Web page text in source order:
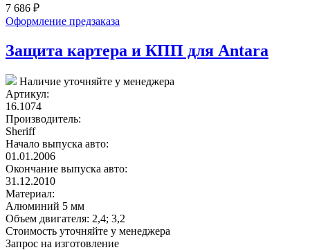
7 686 ₽
Оформление предзаказа
Защита картера и КПП для Antara
Наличие уточняйте у менеджера
Артикул:
16.1074
Производитель:
Sheriff
Начало выпуска авто:
01.01.2006
Окончание выпуска авто:
31.12.2010
Материал:
Алюминий 5 мм
Объем двигателя: 2,4; 3,2
Стоимость уточняйте у менеджера
Запрос на изготовление